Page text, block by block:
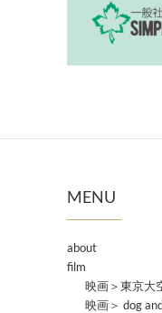
MENU
about
film
映画＞東京大
映画＞ dog